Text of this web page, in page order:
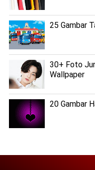
25 Gambar
30+ Foto
Wallpaper
20 Gambar